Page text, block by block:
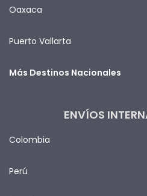
Oaxaca
Puerto Vallarta
Más Destinos Nacionales
ENVÍOS
Colombia
Perú